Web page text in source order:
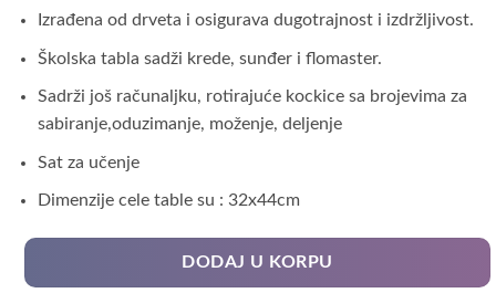
Izrađena od drveta i osigurava dugotrajnost i izdržljivost.
Školska tabla sadži krede, sunđer i flomaster.
Sadrži još računaljku, rotirajuće kockice sa brojevima za
sabiranje,oduzimanje, moženje, deljenje
Sat za učenje
Dimenzije cele table su : 32x44cm
DODAJ U KORPU